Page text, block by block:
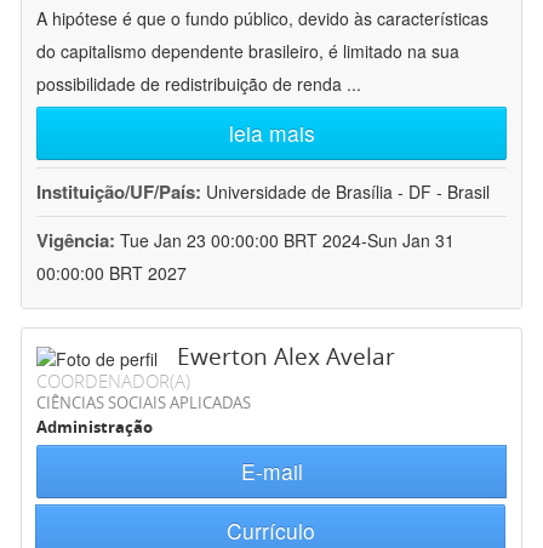
A hipótese é que o fundo público, devido às características
do capitalismo dependente brasileiro, é limitado na sua
possibilidade de redistribuição de renda ...
leia mais
Instituição/UF/País: Universidade de Brasília - DF - Brasil
Vigência: Tue Jan 23 00:00:00 BRT 2024-Sun Jan 31
00:00:00 BRT 2027
Ewerton Alex Avelar
COORDENADOR(A)
CIÊNCIAS SOCIAIS APLICADAS
Administração
E-mail
Currículo